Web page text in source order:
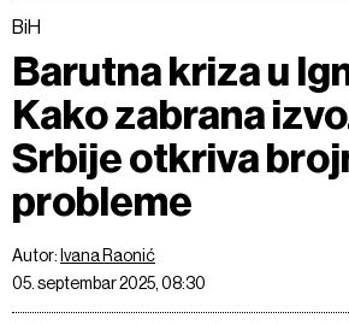
BiH
Barutna kriza u
Kako zabrana
Srbije otkriva
probleme
Autor: Ivana Raonić
05. septembar 2025, 08:30